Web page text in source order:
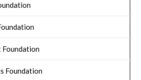
Foundation
Foundation